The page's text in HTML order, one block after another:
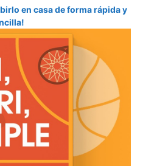
en casa de forma rápida y